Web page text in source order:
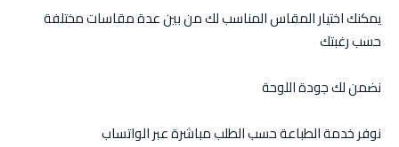
يمكنك اختيار المقاس المناسب لك من بين عدة مقاسات مختلفة
حسب رغبتك
نضمن لك جودة اللوحة
نوفر خدمة الطباعة حسب الطلب مباشرة عبر الواتساب